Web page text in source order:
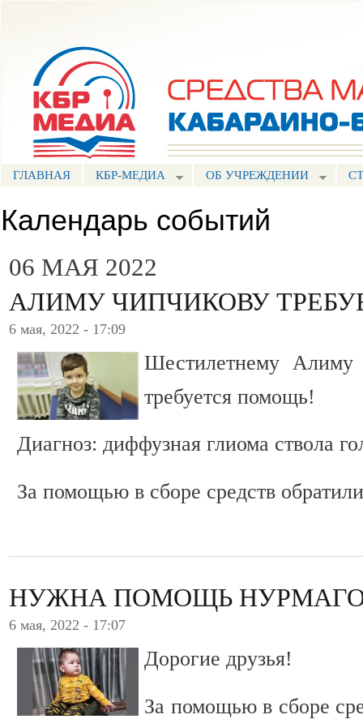
ГЛАВНАЯ КБР-МЕДИА ОБ УЧРЕЖДЕНИИ
Календарь событий
06 МАЯ 2022
АЛИМУ ЧИПЧИКОВУ
6 мая, 2022 - 17:09
Шестилетнему Алиму
требуется помощь!
Диагноз: диффузная глиома ствола
За помощью в сборе средств
НУЖНА ПОМОЩЬ
6 мая, 2022 - 17:07
Дорогие друзья!
За помощью в сборе